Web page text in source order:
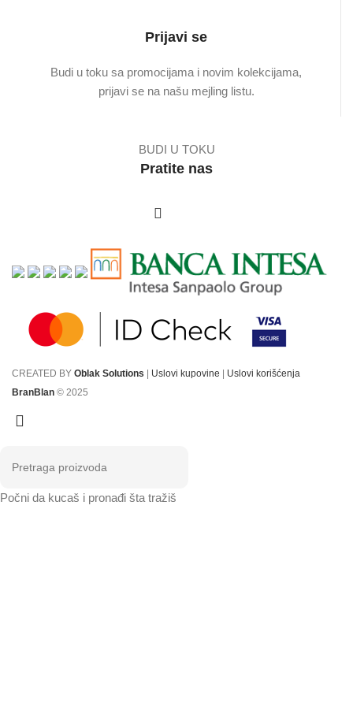
Prijavi se
Budi u toku sa promocijama i novim kolekcijama,
prijavi se na našu mejling listu.
BUDI U TOKU
Pratite nas
CREATED BY Oblak Solutions Uslovi kupovine
Uslovi korišćenja
BranBlan © 2025
Počni da kucaš i pronađi šta tražiš